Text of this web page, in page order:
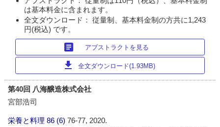
は基本料金に含まれます。
全文ダウンロード： 従量制、基本料金制の方共に1,243
円(税込) です。
article アブストラクトを見る
download 全文ダウンロード(1.93MB)
第40回 八海醸造株式会社
宮部浩司
栄養と料理 86 (6)76-77, 2020.